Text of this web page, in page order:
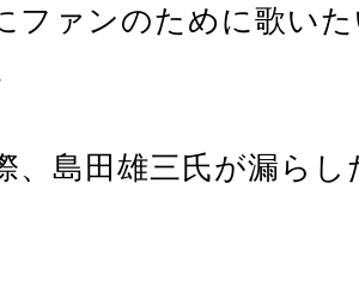
ファンのために歌い
、島田雄三氏が漏らし